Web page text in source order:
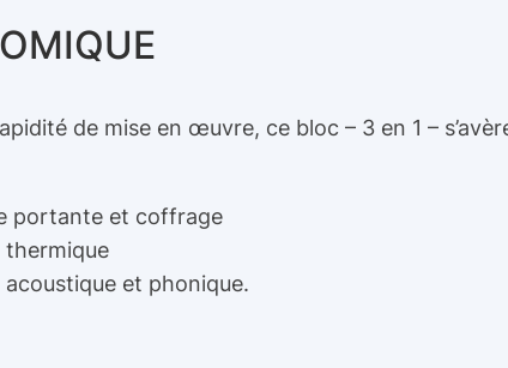
de mise en œuvre, ce bloc – 3 en 1 –
portante et coffrage
thermique
et phonique.